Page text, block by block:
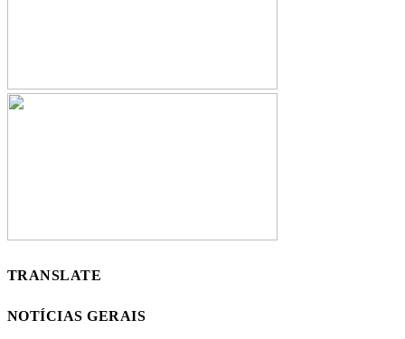
TRANSLATE
NOTÍCIAS GERAIS